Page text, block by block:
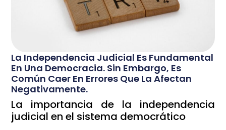
La Independencia Judicial Es Fundamental
En Una Democracia. Sin Embargo, Es
Común Caer En Errores Que La Afectan
Negativamente.
La importancia de la independencia
judicial en el sistema democrático